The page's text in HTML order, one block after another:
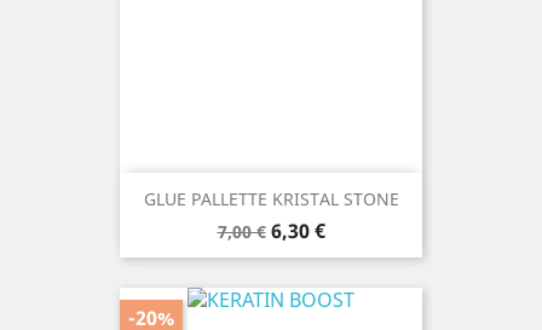
GLUE PALLETTE KRISTAL STONE
Prezzo
base
7,00 € Prezzo
6,30 €
-20%